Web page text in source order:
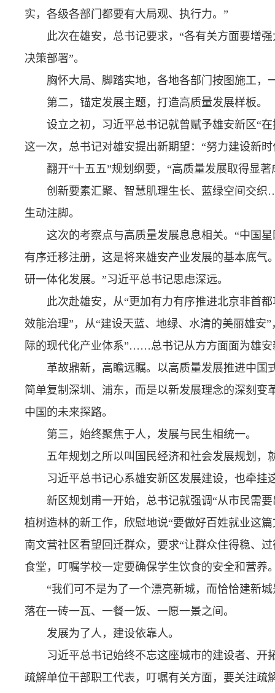
实，各级各部门都要有大局观、执行力。”
此次在雄安，总书记要求，“各有关方面要增
决策部署”。
胸怀大局、脚踏实地，各地各部门按图施工，
第二，锚定发展主题，打造高质量发展样板。
设立之初，习近平总书记就曾赋予雄安新区“
这一次，总书记对雄安提出新期望：“努力建设新
翻开“十五五”规划纲要，“高质量发展取得显
创新要素汇聚、智慧肌理生长、蓝绿空间交
生动注脚。
这次的考察点与高质量发展息息相关。“中国
有序迁移注册，这是将来雄安产业发展的基本底气
研一体化发展。”习近平总书记思虑深远。
此次赴雄安，从“更加有力有序推进北京非首
效能治理”，从“建设天蓝、地绿、水清的美丽雄安
际的现代化产业体系”……总书记从方方面面为雄
革故鼎新，高瞻远瞩。以高质量发展推进中
简单复制深圳、浦东，而是以新发展理念的深刻
中国的未来探路。
第三，始终聚焦于人，发展与民生相统一。
五年规划之所以叫国民经济和社会发展规划，
习近平总书记心系雄安新区发展建设，也牵挂
新区规划甫一开始，总书记就强调“从市民需
植树造林的新工作，欣慰地说“要做好百姓就业这
南文营社区看望回迁群众，要求“让群众住得稳、
食堂，叮嘱学校一定要确保学生饮食的安全和营养
“我们可不是为了一个漂亮新城，而恰恰建新
落在一砖一瓦、一餐一饭、一愿一景之间。
发展为了人，建设依靠人。
习近平总书记始终不忘这座城市的建设者、
疏解单位干部职工代表，叮嘱有关方面，要关注疏